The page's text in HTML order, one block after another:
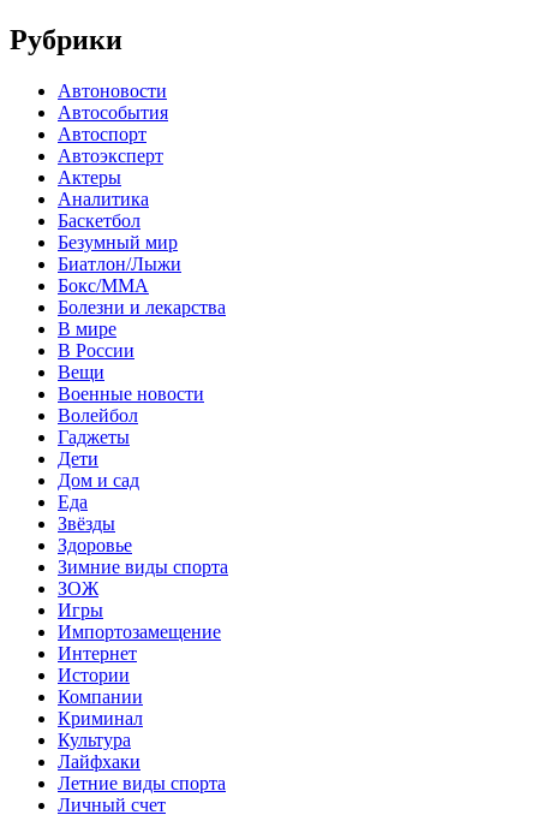
Рубрики
Автоновости
Автособытия
Автоспорт
Автоэксперт
Актеры
Аналитика
Баскетбол
Безумный мир
Биатлон/Лыжи
Бокс/MMA
Болезни и лекарства
В мире
В России
Вещи
Военные новости
Волейбол
Гаджеты
Дети
Дом и сад
Еда
Звёзды
Здоровье
Зимние виды спорта
ЗОЖ
Игры
Импортозамещение
Интернет
Истории
Компании
Криминал
Культура
Лайфхаки
Летние виды спорта
Личный счет